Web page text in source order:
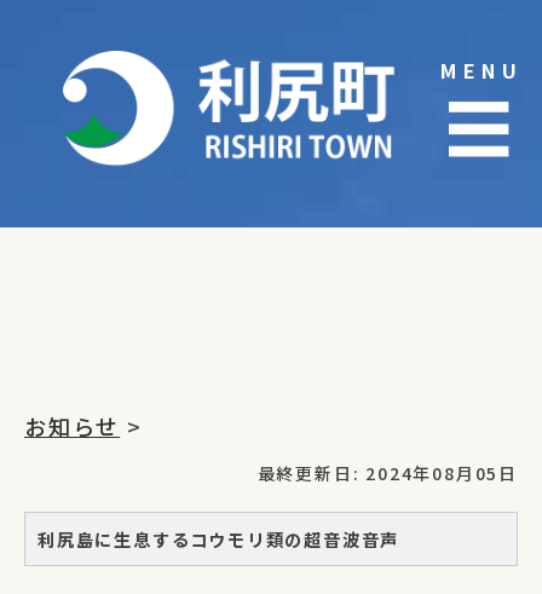
content
MENU
☰
お知らせ >
最終更新日: 2024年08月05日
利尻島に生息するコウモリ類の超音波音声